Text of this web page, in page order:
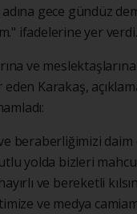
gece gündüz
ifadelerine yer verdi.
ve
Karakaş,
beraberliğimizi daim
yolda bizleri
ve bereketli
ve medya